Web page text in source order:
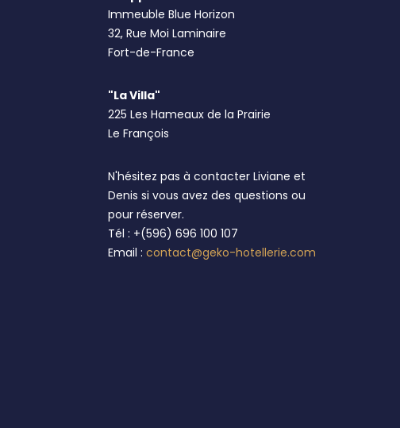
Immeuble Blue Horizon
32, Rue Moi Laminaire
Fort-de-France
"La Villa"
225 Les Hameaux de la Prairie
Le François
N'hésitez pas à contacter Liviane et
Denis si vous avez des questions ou
pour réserver.
Tél : +(596) 696 100 107
Email :contact@geko-hotellerie.com